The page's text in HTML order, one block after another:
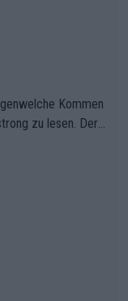
Kommen
zu lesen. Der